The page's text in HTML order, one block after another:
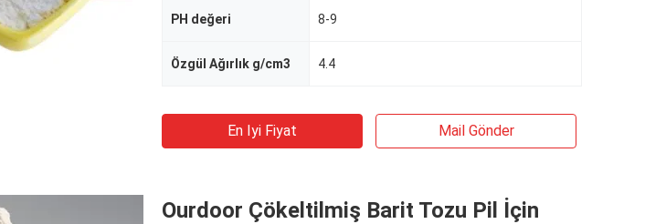
PH değeri 8-9
Özgül Ağırlık g/cm3 4.4
En Iyi Fiyat Mail Gönder
Ourdoor Çökeltilmiş Barit Tozu Pil İçin